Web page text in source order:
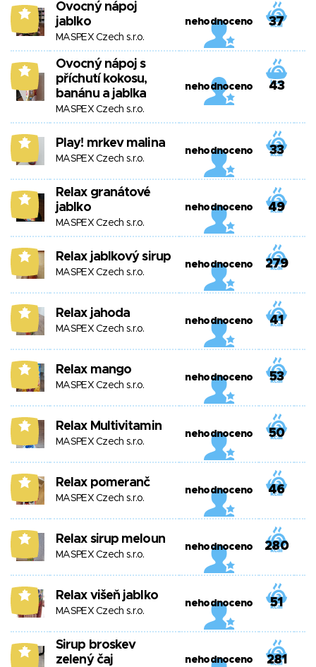
7
Ovocný nápoj
jablko
MASPEX Czech s.r.o.
nehodnoceno 37
7
Ovocný nápoj s
příchutí kokosu,
banánu a jablka
MASPEX Czech s.r.o.
nehodnoceno 43
7 Play! mrkev malina
MASPEX Czech s.r.o.
nehodnoceno 33
7
Relax granátové
jablko
MASPEX Czech s.r.o.
nehodnoceno 49
7 Relax jablkový sirup
MASPEX Czech s.r.o.
nehodnoceno 279
7 Relax jahoda
MASPEX Czech s.r.o.
nehodnoceno 41
7 Relax mango
MASPEX Czech s.r.o.
nehodnoceno 53
7 Relax Multivitamin
MASPEX Czech s.r.o.
nehodnoceno 50
7 Relax pomeranč
MASPEX Czech s.r.o.
nehodnoceno 46
7 Relax sirup meloun
MASPEX Czech s.r.o.
nehodnoceno 280
7 Relax višeň jablko
MASPEX Czech s.r.o.
nehodnoceno 51
7
Sirup broskev
zelený čaj
nehodnoceno 281